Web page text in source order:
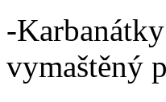
-
vymaštěný